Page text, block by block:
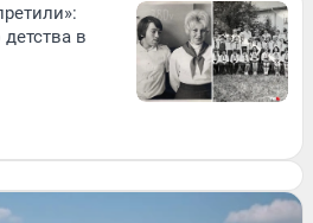
в